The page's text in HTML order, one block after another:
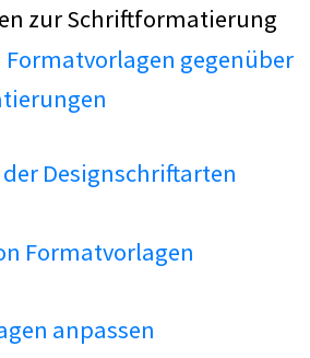
zur Schriftformatierung
Formatvorlagen gegenüber
Designschriftarten
Formatvorlagen
anpassen